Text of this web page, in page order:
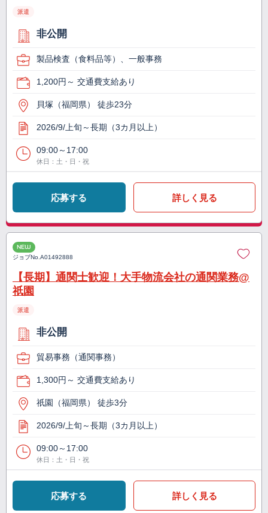
派遣
非公開
製品検査（食料品等）、一般事務
1,200円～ 交通費支給あり
貝塚（福岡県） 徒歩23分
2026/9/上旬～長期（3カ月以上）
09:00～17:00
休日：土・日・祝
応募する 詳しく見る
NEW
ジョブNo.A01492888
【長期】通関士歓迎！大手物流会社の通関業務@
祇園
派遣
非公開
貿易事務（通関事務）
1,300円～ 交通費支給あり
祇園（福岡県） 徒歩3分
2026/9/上旬～長期（3カ月以上）
09:00～17:00
休日：土・日・祝
応募する 詳しく見る